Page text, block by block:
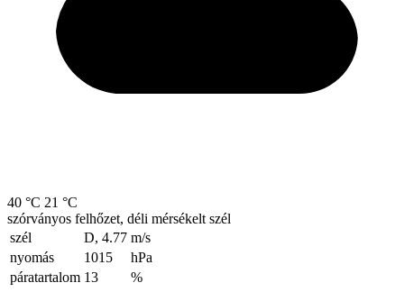
40 °C 21 °C
szórványos felhőzet, déli mérsékelt szél
szél
D, 4.77 m/s
nyomás
1015
hPa
páratartalom 13 %